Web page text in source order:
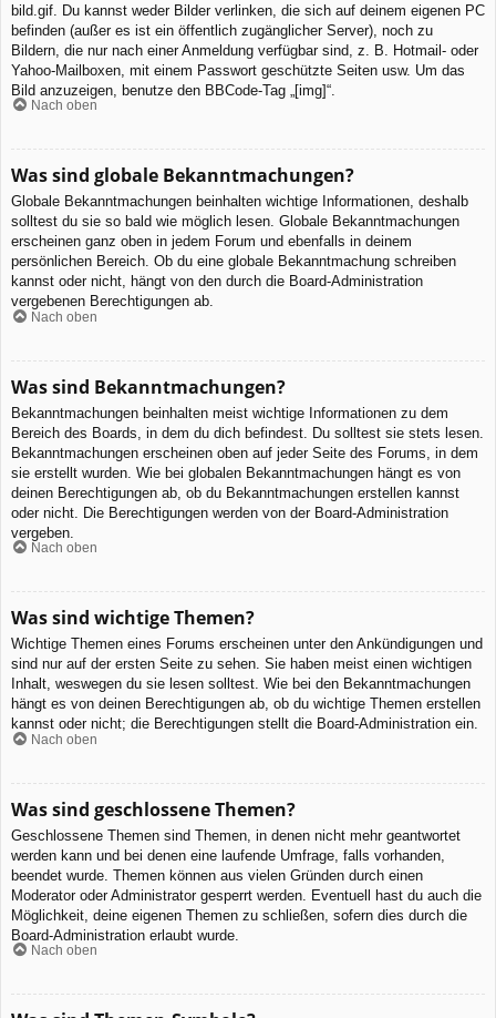
bild.gif. Du kannst weder Bilder verlinken, die sich auf deinem eigenen PC
befinden (außer es ist ein öffentlich zugänglicher Server), noch zu
Bildern, die nur nach einer Anmeldung verfügbar sind, z. B. Hotmail- oder
Yahoo-Mailboxen, mit einem Passwort geschützte Seiten usw. Um das
Bild anzuzeigen, benutze den BBCode-Tag „[img]“.
Nach oben
Was sind globale Bekanntmachungen?
Globale Bekanntmachungen beinhalten wichtige Informationen, deshalb
solltest du sie so bald wie möglich lesen. Globale Bekanntmachungen
erscheinen ganz oben in jedem Forum und ebenfalls in deinem
persönlichen Bereich. Ob du eine globale Bekanntmachung schreiben
kannst oder nicht, hängt von den durch die Board-Administration
vergebenen Berechtigungen ab.
Nach oben
Was sind Bekanntmachungen?
Bekanntmachungen beinhalten meist wichtige Informationen zu dem
Bereich des Boards, in dem du dich befindest. Du solltest sie stets lesen.
Bekanntmachungen erscheinen oben auf jeder Seite des Forums, in dem
sie erstellt wurden. Wie bei globalen Bekanntmachungen hängt es von
deinen Berechtigungen ab, ob du Bekanntmachungen erstellen kannst
oder nicht. Die Berechtigungen werden von der Board-Administration
vergeben.
Nach oben
Was sind wichtige Themen?
Wichtige Themen eines Forums erscheinen unter den Ankündigungen und
sind nur auf der ersten Seite zu sehen. Sie haben meist einen wichtigen
Inhalt, weswegen du sie lesen solltest. Wie bei den Bekanntmachungen
hängt es von deinen Berechtigungen ab, ob du wichtige Themen erstellen
kannst oder nicht; die Berechtigungen stellt die Board-Administration ein.
Nach oben
Was sind geschlossene Themen?
Geschlossene Themen sind Themen, in denen nicht mehr geantwortet
werden kann und bei denen eine laufende Umfrage, falls vorhanden,
beendet wurde. Themen können aus vielen Gründen durch einen
Moderator oder Administrator gesperrt werden. Eventuell hast du auch die
Möglichkeit, deine eigenen Themen zu schließen, sofern dies durch die
Board-Administration erlaubt wurde.
Nach oben